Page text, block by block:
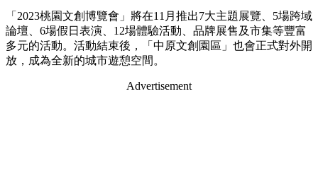
「2023桃園文創博覽會」將在11月推出7大主題展覽、5場跨域
論壇、6場假日表演、12場體驗活動、品牌展售及市集等豐富
多元的活動。活動結束後，「中原文創園區」也會正式對外開
放，成為全新的城市遊憩空間。
Advertisement